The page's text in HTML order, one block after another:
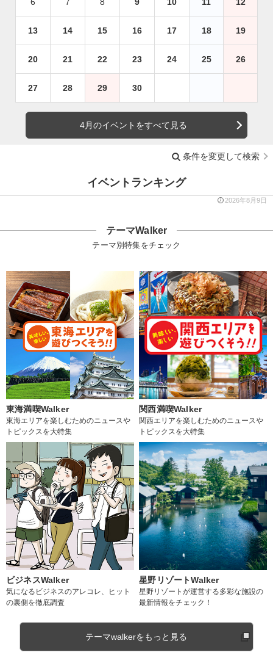
13 14 15 16 17 18 19
20 21 22 23 24 25 26
27 28 29 30
4月のイベントをすべて見る
条件を変更して検索
イベントランキング
2026年8月9日
テーマWalker
テーマ別特集をチェック
東海満喫Walker
東海エリアを楽しむためのニュースや
トピックスを大特集
関西満喫Walker
関西エリアを楽しむためのニュースや
トピックスを大特集
ビジネスWalker
気になるビジネスのアレコレ、ヒット
の裏側を徹底調査
星野リゾートWalker
星野リゾートが運営する多彩な施設の
最新情報をチェック！
テーマwalkerをもっと見る